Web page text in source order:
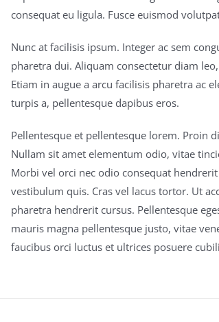
consequat eu ligula. Fusce euismod
Nunc at facilisis ipsum. Integer ac sem
pharetra dui. Aliquam consectetur diam
Etiam in augue a arcu facilisis pharetra ac
turpis a, pellentesque dapibus eros.
Pellentesque et pellentesque lorem. Proin
Nullam sit amet elementum odio, vitae
Morbi vel orci nec odio consequat
vestibulum quis. Cras vel lacus tortor. Ut
pharetra hendrerit cursus. Pellentesque
mauris magna pellentesque justo, vitae
faucibus orci luctus et ultrices posuere